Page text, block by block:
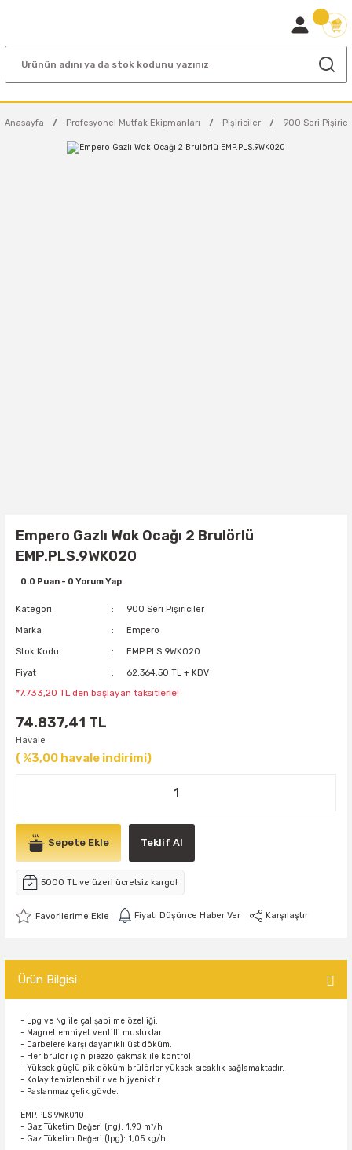
Anasayfa Profesyonel Mutfak Ekipmanları Pişiriciler 900 Seri
Empero Gazlı Wok Ocağı 2 Brulörlü
EMP.PLS.9WK020
0.0 Puan - 0 Yorum Yap
Kategori 900 Seri Pişiriciler
Marka Empero
Stok Kodu EMP.PLS.9WK020
Fiyat 62.364,50 TL + KDV
*7.733,20 TL den başlayan taksitlerle!
74.837,41 TL
Havale
( %3,00 havale indirimi)
Sepete Ekle Teklif Al
5000 TL ve üzeri ücretsiz kargo!
Fiyatı Düşünce Haber Ver Karşılaştır
Ürün Bilgisi
- Lpg ve Ng ile çalışabilme özelliği.
- Magnet emniyet ventilli musluklar.
- Darbelere karşı dayanıklı üst döküm.
- Her brulör için piezzo çakmak ile kontrol.
- Yüksek güçlü pik döküm brülörler yüksek sıcaklık sağlamaktadır.
- Kolay temizlenebilir ve hijyeniktir.
- Paslanmaz çelik gövde.
EMP.PLS.9WK010
- Gaz Tüketim Değeri (ng): 1,90 m³/h
- Gaz Tüketim Değeri (lpg): 1,05 kg/h